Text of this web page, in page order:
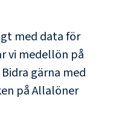
med data för
vi medellön på
gärna med
på Allalöner